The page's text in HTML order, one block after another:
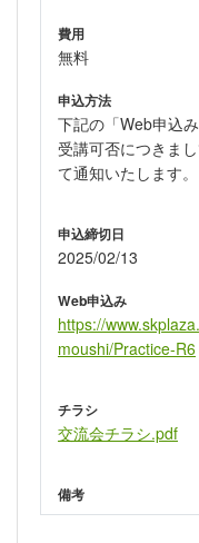
費用
無料
申込方法
下記の「Web申込
受講可否につきま
て通知いたします。
申込締切日
2025/02/13
Web申込み
https://
moushi/Practice-R6
チラシ
交流会チラシ.pdf
備考